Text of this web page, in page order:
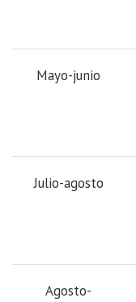
Mayo-junio
Julio-agosto
Agosto-